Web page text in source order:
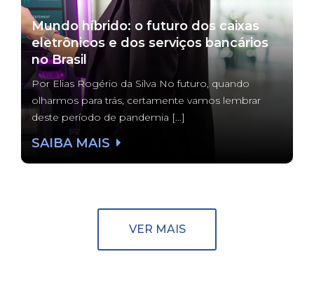
Mundo híbrido: o futuro dos caixas
eletrônicos e dos serviços bancários
no Brasil
Por Elias Rogério da Silva No futuro, quando
olharmos para trás, certamente vamos lembrar
deste período de pandemia […]
SAIBA MAIS
VER MAIS